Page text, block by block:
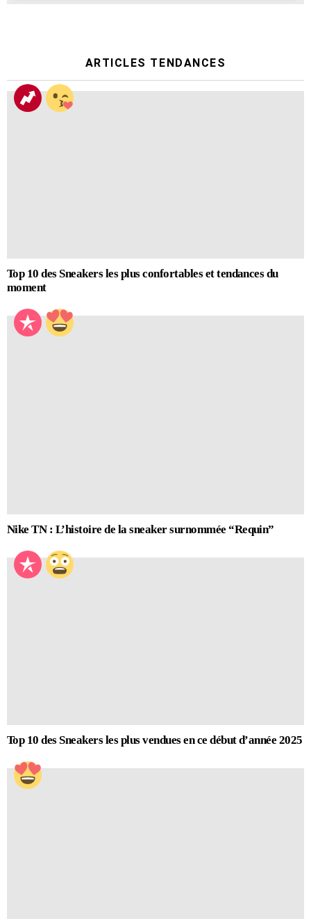
ARTICLES TENDANCES
Top 10 des Sneakers les plus confortables et tendances du
moment
Nike TN : L’histoire de la sneaker surnommée “Requin”
Top 10 des Sneakers les plus vendues en ce début d’année 2025